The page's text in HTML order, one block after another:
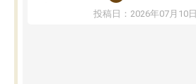
も部活でも結果を残すことができてよ
かった。また問題演習の際に、自分が
投稿日：2026年07月10日